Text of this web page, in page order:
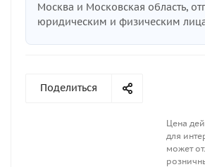
Москва и Московская область,
юридическим и физическим
Поделиться
Цена
для
может